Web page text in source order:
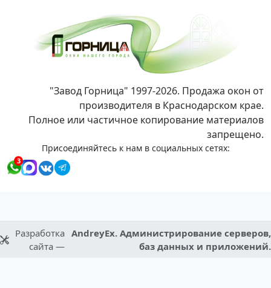
"Завод Горница" 1997-2026. Продажа окон от
производителя в Краснодарском крае.
Полное или частичное копирование материалов
запрещено.
Присоединяйтесь к нам в социальных сетях:
3
Разработка
сайта —
AndreyEx. Администрирование серверов,
баз данных и приложений.